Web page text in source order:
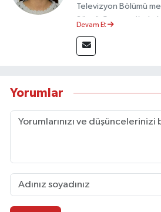
Televizyon Bölümü
Sözcü Gazetesi’nde
Devam Et
Yorumlar